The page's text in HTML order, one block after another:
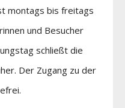
montags bis freitags
und Besucher
schließt die
Der Zugang zu der